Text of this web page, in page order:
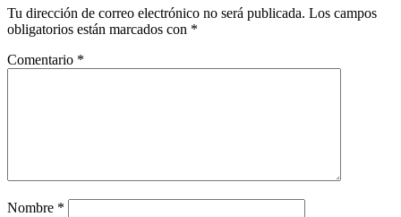
Tu dirección de correo electrónico no será publicada. Los campos
obligatorios están marcados con *
Comentario *
Nombre *